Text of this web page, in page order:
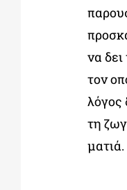
να
τον
λόγος
τη
ματιά.